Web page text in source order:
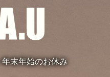
年末年始のお休み